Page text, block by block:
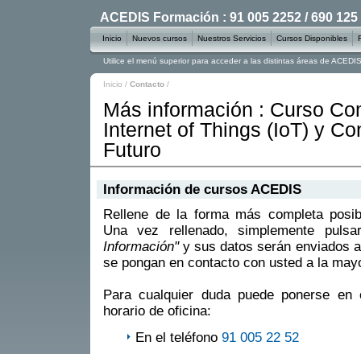
Inicio / Contacto /
Más información : Curso
Internet of Things (IoT) y
Futuro
Información de cursos ACEDIS
Rellene de la forma más completa
Una vez rellenado, simplemente
Información"y sus datos serán enviados
se pongan en contacto con usted a la
Para cualquier duda puede ponerse
horario de oficina:
En el teléfono 91 005 22 52
ACEDIS Formación : 91 005 2252 / 690 125
Inicio Nuevos cursos Nuestros Servicios Cursos Disponibles
Utilice el menú superior para acceder a las distintas áreas de